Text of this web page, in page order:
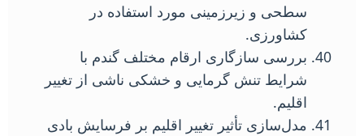
سطحی و زیرزمینی مورد استفاده در
کشاورزی.
بررسی سازگاری ارقام مختلف گندم با
شرایط تنش گرمایی و خشکی ناشی از تغییر
اقلیم.
مدل‌سازی تأثیر تغییر اقلیم بر فرسایش بادی